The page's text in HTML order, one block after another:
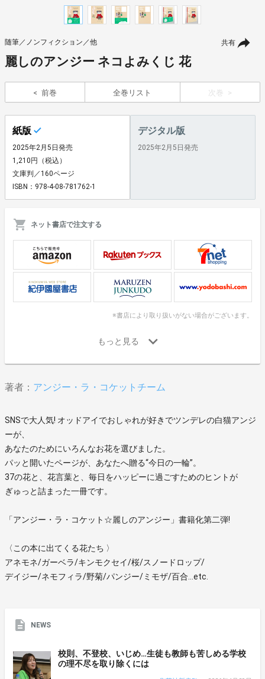
共有
随筆／ノンフィクション／他
麗しのアンジー ネコよみくじ 花
前巻 全巻リスト 次巻
紙版
2025年2月5日発売
1,210円（税込）
文庫判／160ページ
ISBN：978-4-08-781762-1
デジタル版
2025年2月5日発売
ネット書店で注文する
※書店により取り扱いがない場合がございます。
著者： アンジー・ラ・コケットチーム
SNSで大人気! オッドアイでおしゃれが好きでツンデレの白猫アンジ
ーが、
あなたのためにいろんなお花を選びました。
パッと開いたページが、あなたへ贈る“今日の一輪”。
37の花と、花言葉と、毎日をハッピーに過ごすためのヒントが
ぎゅっと詰まった一冊です。
「アンジー・ラ・コケット☆麗しのアンジー」書籍化第二弾!
〈この本に出てくる花たち 〉
アネモネ/ガーベラ/キンモクセイ/桜/スノードロップ/
デイジー/ネモフィラ/野菊/パンジー/ミモザ/百合…etc.
NEWS
校則、不登校、いじめ…生徒も教師も苦しめる学校
の理不尽を取り除くには